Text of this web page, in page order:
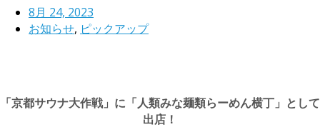
8月 24, 2023
お知らせ, ピックアップ
「京都サウナ大作戦」に「人類みな麺類らーめん横丁」として
出店！